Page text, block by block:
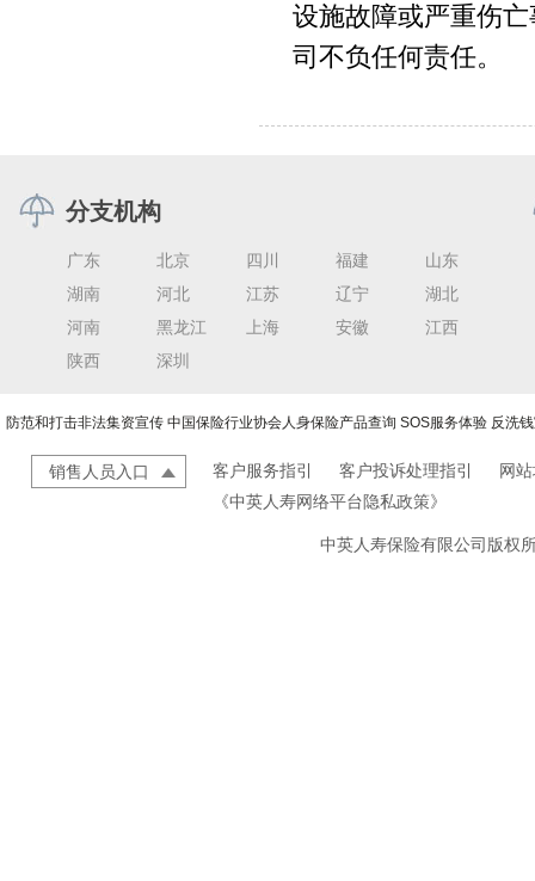
设施故障或严重伤
司不负任何责任。
分支机构
广东 北京 四川 福建
山东
湖南
河北 江苏 辽宁
湖北
河南
黑龙江 上海 安徽
江西
陕西
深圳
防范和打击非法集资宣传 中国保险行业协会人身保险产品查询 SOS服务体验 反洗
销售人员入口 客户服务指引 客户投诉处理指引
网
《中英人寿网络平台隐私政策》
中英人寿保险有限公司版权